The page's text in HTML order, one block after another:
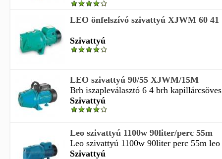
LEO önfelszívó szivattyú XJWM 60 41
Szivattyú
LEO szivattyú 90/55 XJWM/15M
Brh iszapleválasztó 6 4 brh
Szivattyú
Leo szivattyú 1100w 90liter/perc 55m
Leo szivattyú 1100w 90liter perc 55m
Szivattyú